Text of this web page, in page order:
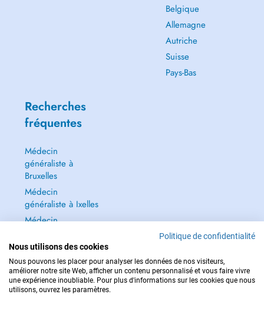
Belgique
Allemagne
Autriche
Suisse
Pays-Bas
Recherches
fréquentes
Médecin
généraliste à
Bruxelles
Médecin
généraliste à Ixelles
Médecin
Dentiste à Bruxelles
Tout voir →
Politique de confidentialité
Nous utilisons des cookies
Nous pouvons les placer pour analyser les données de nos visiteurs,
améliorer notre site Web, afficher un contenu personnalisé et vous faire vivre
une expérience inoubliable. Pour plus d'informations sur les cookies que nous
utilisons, ouvrez les paramètres.